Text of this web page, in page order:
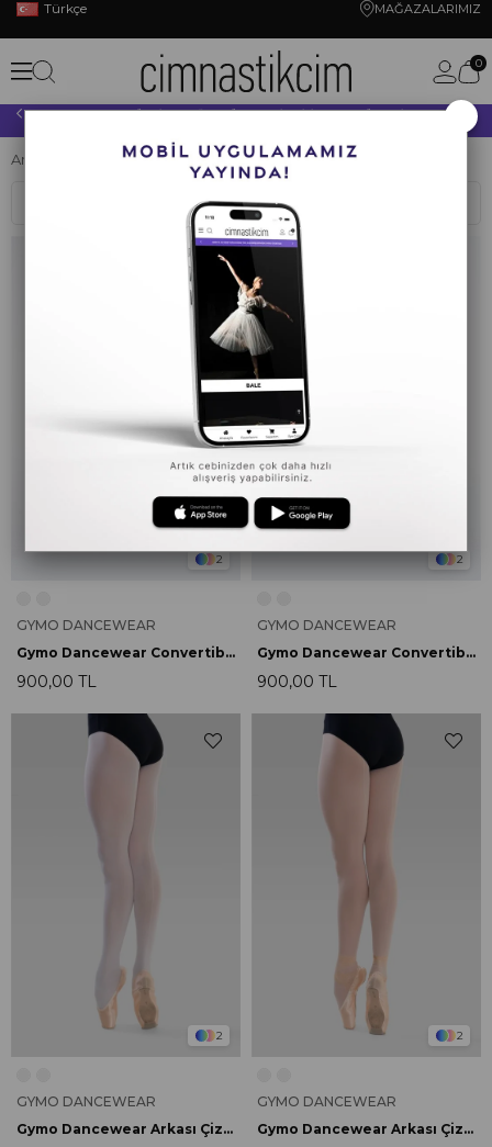
Türkçe MAĞAZALARIMIZ
0
10.000 TL VE ÜZERİ YAPACAĞINIZ TÜM ALIŞVERİŞLERİNİZDE KARGO ÜCRETSİZ!
Anasayfa BALE BALE KIYAFETLERİ Bale Çorapları
2
GYMO DANCEWEAR
Gymo Dancewear Convertible Bale Çorabı Beyaz
900,00 TL
2
GYMO DANCEWEAR
Gymo Dancewear Convertible Bale Çorabı Pembe
900,00 TL
2
GYMO DANCEWEAR
Gymo Dancewear Arkası Çizgili Beyaz Bale Çorabı
2
GYMO DANCEWEAR
Gymo Dancewear Arkası Çizgili Pembe Bale Çorabı